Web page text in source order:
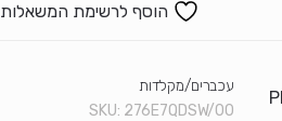
הוסף לרשימת המשאלות
עכברים/מקלדות
SKU: 276E7QDSW/00